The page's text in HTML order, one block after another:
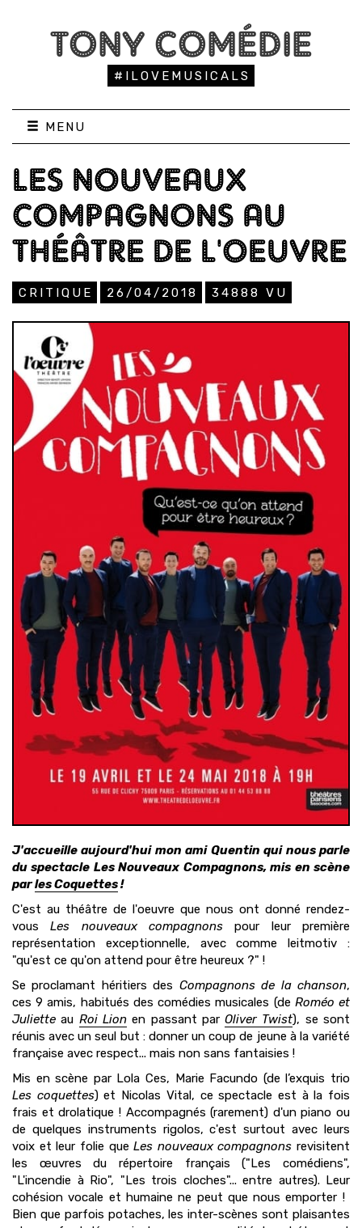
TONY COMÉDIE
#ILOVEMUSICALS
MENU
LES NOUVEAUX
COMPAGNONS AU
THÉÂTRE DE L'OEUVRE
CRITIQUE 26/04/2018 34888 VU
J'accueille aujourd'hui mon ami Quentin qui nous parle
du spectacle Les Nouveaux Compagnons, mis en scène
parles Coquettes!
C'est au théâtre de l'oeuvre que nous ont donné rendez-
vousLes nouveaux compagnons pour leur première
représentation exceptionnelle, avec comme leitmotiv :
"qu'est ce qu'on attend pour être heureux ?" !​
Se proclamant héritiers des ​​ Compagnons de la chanson,
ces 9 amis, habitués des comédies musicales ​(d​e Roméo et
Juliette au Roi Lionen passant parOliver Twist), se sont
réunis avec un seul but : donner un coup de jeune à la variété
française avec respect​...​ mais non sans fantaisie​s​ !
Mis en scène par Lola Ces​, ​Marie Facundo ​(de ​l’exquis trio
Les coquettes​) et Nicolas Vital, ce spectacle est à la fois
frais et drolatique ! Accompagnés (rarement) d'un piano ou
de quelques instruments rigolos, c'est ​surtout avec ​leurs
voix ​et leur folie​ queLes nouveaux compagnons revisitent
les œuvres du répertoire français​ ("Les comédiens",
"L'incendie à Rio", "Les trois cloches"... entre autres)​. ​Leur
cohésion vocale et humaine ne peut que nous emporter ! ​
Bien que parfois potaches, les inter-scènes sont plaisantes